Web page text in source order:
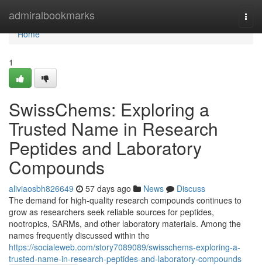
admiralbookmarks
Home
Home
1
SwissChems: Exploring a
Trusted Name in Research
Peptides and Laboratory
Compounds
aliviaosbh826649 57 days ago News
Discuss
The demand for high-quality research compounds continues to
grow as researchers seek reliable sources for peptides,
nootropics, SARMs, and other laboratory materials. Among the
names frequently discussed within the
https://socialeweb.com/story7089089/swisschems-exploring-a-
trusted-name-in-research-peptides-and-laboratory-compounds